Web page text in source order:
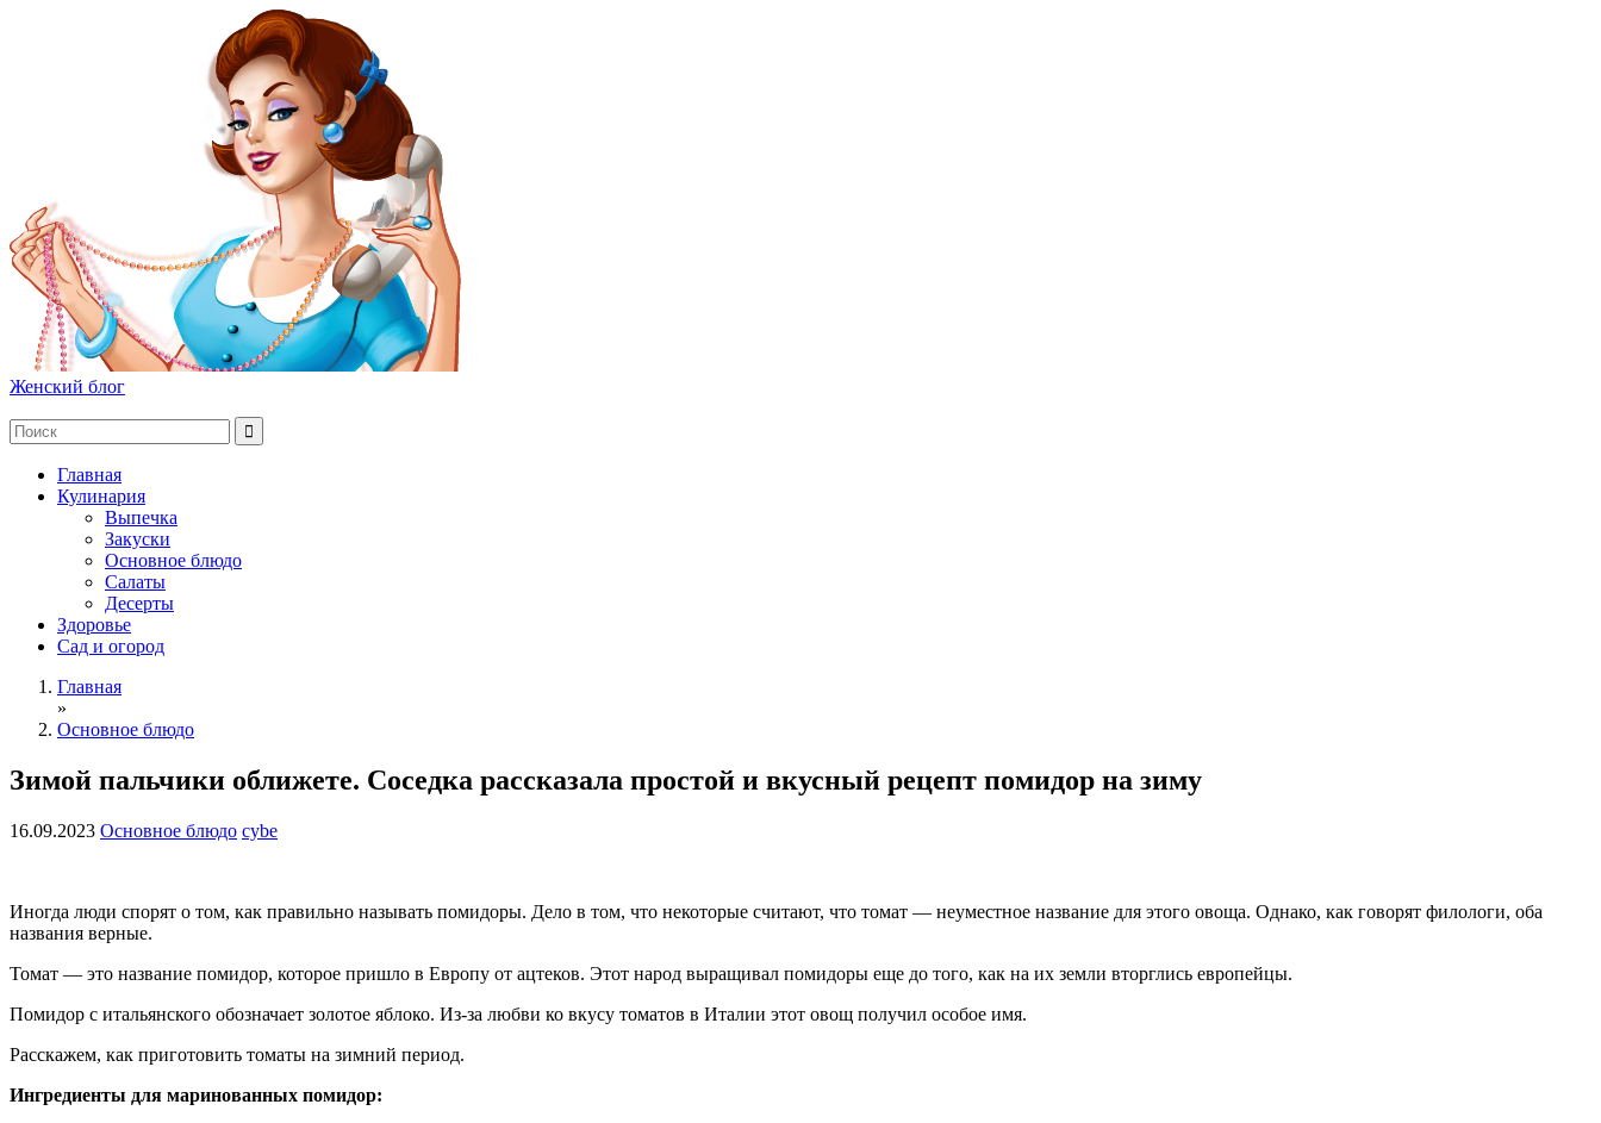
Женский блог
Главная
Кулинария
Выпечка
Закуски
Основное блюдо
Салаты
Десерты
Здоровье
Сад и огород
Главная
»
Основное блюдо
Зимой пальчики оближете. Соседка рассказала простой и вкусный рецепт помидор на зиму
16.09.2023 Основное блюдо cybe
Иногда люди спорят о том, как правильно называть помидоры. Дело в том, что некоторые считают, что томат — неуместное название для этого овоща. Однако, как говорят филологи, оба
названия верные.
Томат — это название помидор, которое пришло в Европу от ацтеков. Этот народ выращивал помидоры еще до того, как на их земли вторглись европейцы.
Помидор с итальянского обозначает золотое яблоко. Из-за любви ко вкусу томатов в Италии этот овощ получил особое имя.
Расскажем, как приготовить томаты на зимний период.
Ингредиенты для маринованных помидор: